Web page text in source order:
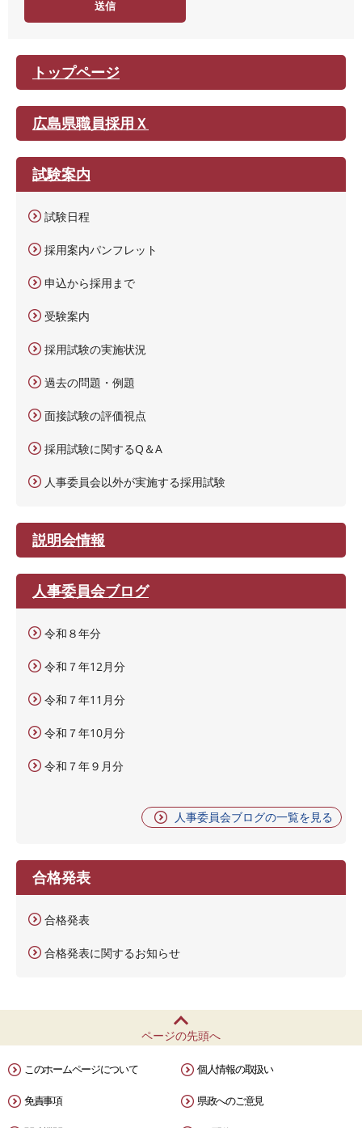
トップページ
広島県職員採用Ｘ
試験案内
試験日程
採用案内パンフレット
申込から採用まで
受験案内
採用試験の実施状況
過去の問題・例題
面接試験の評価視点
採用試験に関するQ＆A
人事委員会以外が実施する採用試験
説明会情報
人事委員会ブログ
令和８年分
令和７年12月分
令和７年11月分
令和７年10月分
令和７年９月分
人事委員会ブログの一覧を見る
合格発表
合格発表
合格発表に関するお知らせ
ページの先頭へ
このホームページについて 個人情報の取扱い
免責事項 県政へのご意見